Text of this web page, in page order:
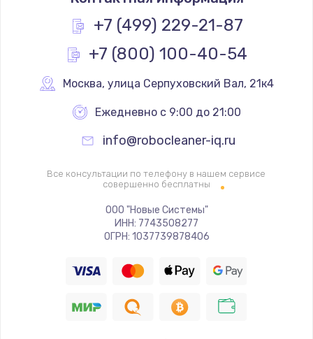
Заказать
Замена трубок
Замена двигателя
Заказать
Замена фильтра
780 руб.
600 руб.
+7 (499) 229-21-87
+7 (800) 100-40-54
Москва, улица Серпуховский Вал, 21к4
Ежедневно с 9:00 до 21:00
info@robocleaner-iq.ru
Все консультации по телефону в нашем сервисе
совершенно бесплатны
ООО "Новые Системы"
ИНН: 7743508277
ОГРН: 1037739878406